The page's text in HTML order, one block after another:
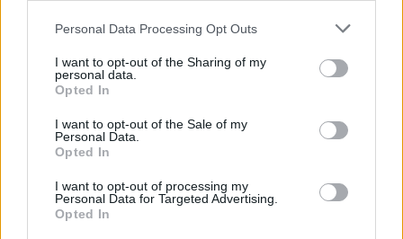
Please note that this website/app uses one or more Google
not limited to your visit or usage behaviour. You may click to
grant or deny consent to Google and its third-party tags to
use your data for below specified purposes in below Google
consent section.
Personal Data Processing Opt Outs
I want to opt-out of the Sharing of my
personal data.
Opted In
I want to opt-out of the Sale of my
Personal Data.
Opted In
I want to opt-out of processing my
Personal Data for Targeted Advertising.
Opted In
Eventi in Gallura, da Jovanotti alla zuppa
gallurese: gli appuntamenti da non perdere
Lettini e arredi abusivi sulla spiaggia libera,
sequestri a Olbia e Arzachena
È morto Francesco Guccini, il maestro che si